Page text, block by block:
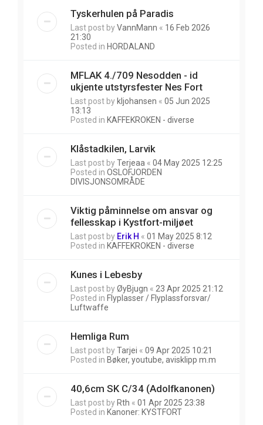
Tyskerhulen på Paradis
Last post byVannMann « 16 Feb 2026
21:30
Posted in HORDALAND
MFLAK 4./709 Nesodden - id
ukjente utstyrsfester Nes Fort
Last post by kljohansen « 05 Jun 2025
13:13
Posted in KAFFEKROKEN - diverse
Klåstadkilen, Larvik
Last post byTerjeaa « 04 May 2025 12:25
Posted in OSLOFJORDEN
DIVISJONSOMRÅDE
Viktig påminnelse om ansvar og
fellesskap i Kystfort-miljøet
Last post by Erik H « 01 May 2025 8:12
Posted in KAFFEKROKEN - diverse
Kunes i Lebesby
Last post byØyBjugn « 23 Apr 2025 21:12
Posted in Flyplasser / Flyplassforsvar/
Luftwaffe
Hemliga Rum
Last post byTarjei « 09 Apr 2025 10:21
Posted in Bøker, youtube, avisklipp m.m
40,6cm SK C/34 (Adolfkanonen)
Last post by Rth « 01 Apr 2025 23:38
Posted in Kanoner: KYSTFORT